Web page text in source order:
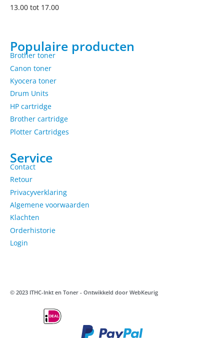
13.00 tot 17.00
Populaire producten
Brother toner
Canon toner
Kyocera toner
Drum Units
HP cartridge
Brother cartridge
Plotter Cartridges
Service
Contact
Retour
Privacyverklaring
Algemene voorwaarden
Klachten
Orderhistorie
Login
© 2023 ITHC-Inkt en Toner - Ontwikkeld door WebKeurig